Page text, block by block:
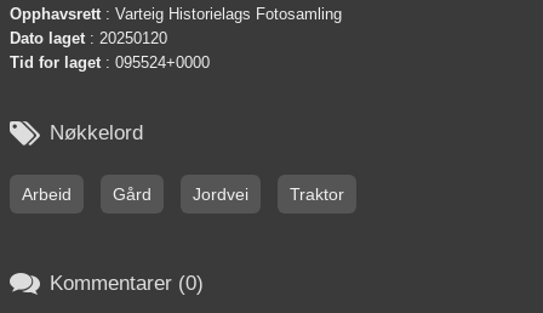
Opphavsrett : Varteig Historielags Fotosamling
Dato laget : 20250120
Tid for laget : 095524+0000
 Nøkkelord
Arbeid Gård Jordvei Traktor
 Kommentarer (0)